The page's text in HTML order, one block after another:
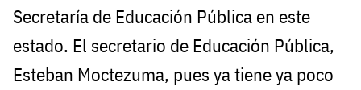
Secretaría de Educación Pública en este
estado. El secretario de Educación Pública,
Esteban Moctezuma, pues ya tiene ya poco